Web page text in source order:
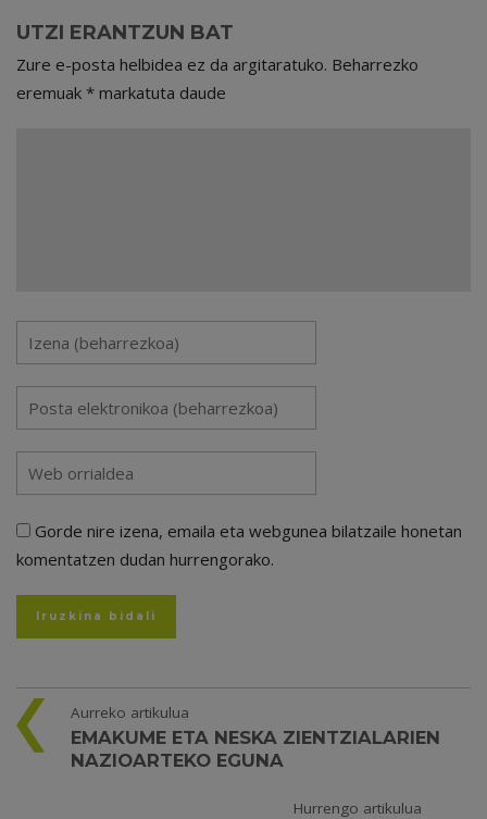
UTZI ERANTZUN BAT
Zure e-posta helbidea ez da argitaratuko. Beharrezko
eremuak * markatuta daude
Gorde nire izena, emaila eta webgunea bilatzaile honetan
komentatzen dudan hurrengorako.
Aurreko artikulua
EMAKUME ETA NESKA ZIENTZIALARIEN
NAZIOARTEKO EGUNA
Hurrengo artikulua